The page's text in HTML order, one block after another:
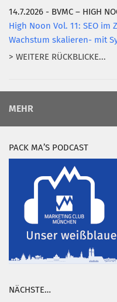
14.7.2026 - BVMC – HIGH
High Noon Vol. 11: SEO
Wachstum skalieren- mit
> WEITERE RÜCKBLICKE...
MEHR
PACK MA’S PODCAST
NÄCHSTE…